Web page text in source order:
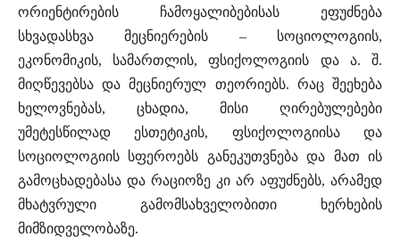
ორიენტირების ჩამოყალიბებისას ეფუძნება
სხვადასხვა მეცნიერების – სოციოლოგიის,
ეკონომიკის, სამართლის, ფსიქოლოგიის და ა. შ.
მიღწევებსა და მეცნიერულ თეორიებს. რაც შეეხება
ხელოვნებას, ცხადია, მისი ღირებულებები
უმეტესწილად ესთეტიკის, ფსიქოლოგიისა და
სოციოლოგიის სფეროებს განეკუთვნება და მათ ის
გამოცხადებასა და რაციოზე კი არ აფუძნებს, არამედ
მხატვრული გამომსახველობითი ხერხების
მიმზიდველობაზე.